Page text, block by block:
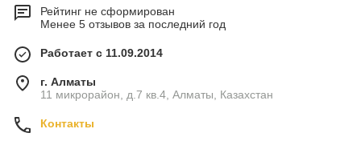
Рейтинг не сформирован
Менее 5 отзывов за последний год
Работает с 11.09.2014
г. Алматы
11 микрорайон, д.7 кв.4, Алматы, Казахстан
Контакты